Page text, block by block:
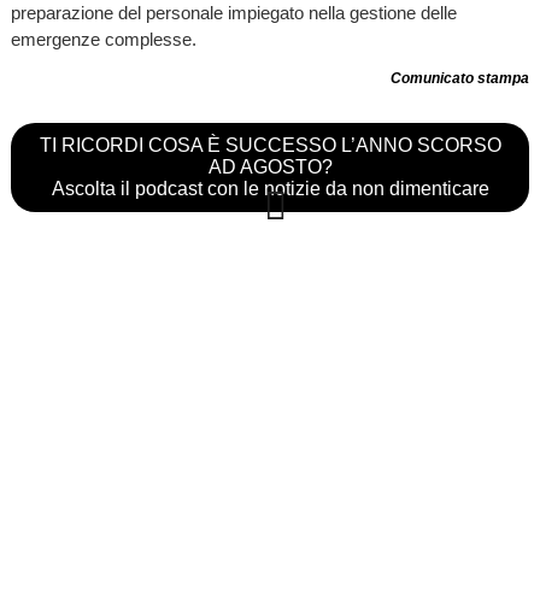
preparazione del personale impiegato nella gestione delle
emergenze complesse.
Comunicato stampa
TI RICORDI COSA È SUCCESSO L’ANNO SCORSO
AD AGOSTO?
Ascolta il podcast con le notizie da non dimenticare